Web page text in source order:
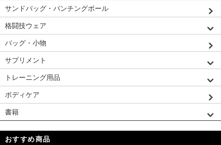
サンドバッグ・パンチングボール
格闘技ウェア
バッグ・小物
サプリメント
トレーニング用品
ボディケア
書籍
おすすめ商品